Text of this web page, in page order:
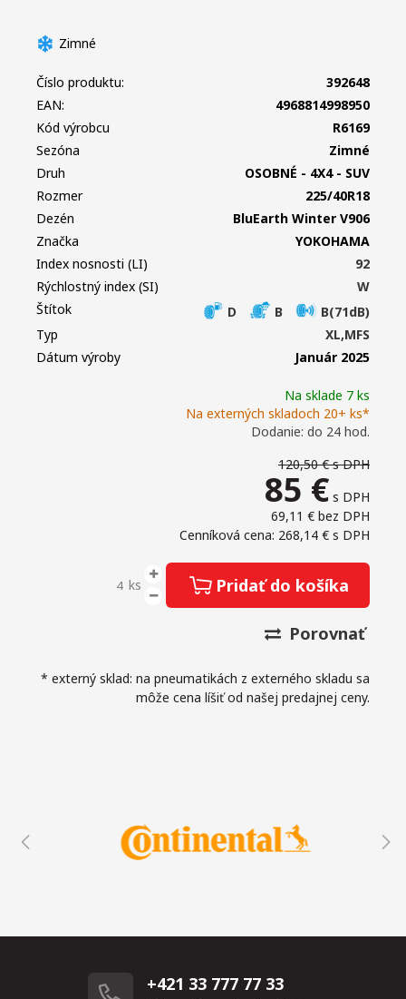
Zimné
Na sklade 7 ks
Na externých skladoch 20+ ks*
Dodanie: do 24 hod.
120,50 €s DPH
85 € s DPH
69,11 € bez DPH
Cenníková cena: 268,14 € s DPH
ks Pridať do košíka
Porovnať
* externý sklad: na pneumatikách z externého skladu sa
môže cena líšiť od našej predajnej ceny.
Číslo produktu:
392648
EAN:
4968814998950
Kód výrobcu
R6169
Sezóna
Zimné
Druh
OSOBNÉ - 4X4 - SUV
Rozmer
225/40R18
Dezén
BluEarth Winter V906
Značka
YOKOHAMA
Index nosnosti (LI)
92
Rýchlostný index (SI)
W
Štítok
D B
B(71dB)
Typ
XL,MFS
Dátum výroby
Január 2025
+421 33 777 77 33